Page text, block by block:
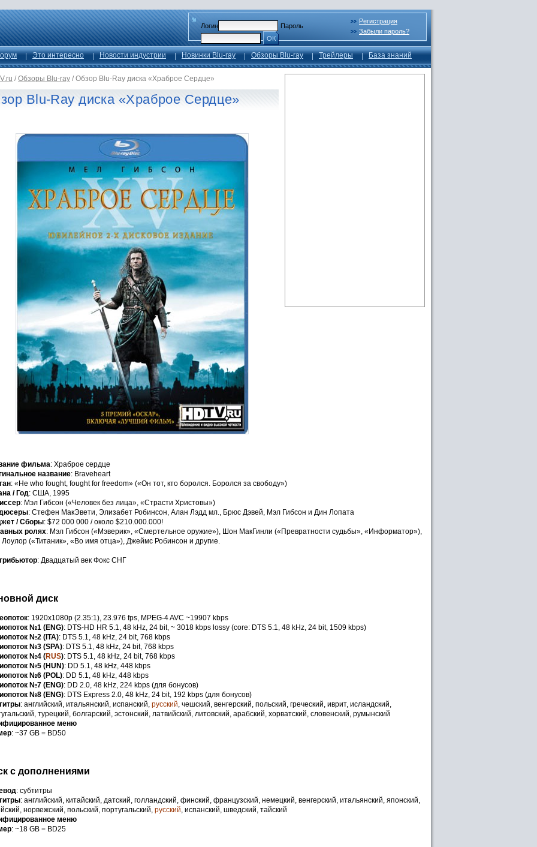
Логин
Пароль
ОК
Регистрация
Забыли пароль?
Это интересно Новости индустрии Новинки Blu-ray Обзоры Blu-ray Трейлеры База знаний
/ Обзоры Blu-ray / Обзор Blu-Ray диска «Храброе Сердце»
Blu-Ray диска «Храброе Сердце»
фильма: Храброе сердце
название: Braveheart
: «He who fought, fought for freedom» («Он тот, кто боролся. Боролся за свободу»)
/ Год: США, 1995
: Мэл Гибсон («Человек без лица», «Страсти Христовы»)
: Стефен МакЭвети, Элизабет Робинсон, Алан Лэдд мл., Брюс Дэвей, Мэл Гибсон и Дин Лопата
/ Сборы: $72 000 000 / около $210.000.000!
ролях: Мэл Гибсон («Мэверик», «Смертельное оружие»), Шон МакГинли («Превратности судьбы», «Информатор»),
(«Титаник», «Во имя отца»), Джеймс Робинсон и другие.
: Двадцатый век Фокс СНГ
диск
: 1920x1080p (2.35:1), 23.976 fps, MPEG-4 AVC ~19907 kbps
№1 (ENG): DTS-HD HR 5.1, 48 kHz, 24 bit, ~ 3018 kbps lossy (core: DTS 5.1, 48 kHz, 24 bit, 1509 kbps)
№2 (ITA): DTS 5.1, 48 kHz, 24 bit, 768 kbps
№3 (SPA): DTS 5.1, 48 kHz, 24 bit, 768 kbps
№4 (RUS): DTS 5.1, 48 kHz, 24 bit, 768 kbps
№5 (HUN): DD 5.1, 48 kHz, 448 kbps
№6 (POL): DD 5.1, 48 kHz, 448 kbps
№7 (ENG): DD 2.0, 48 kHz, 224 kbps (для бонусов)
№8 (ENG): DTS Express 2.0, 48 kHz, 24 bit, 192 kbps (для бонусов)
: английский, итальянский, испанский, русский, чешский, венгерский, польский, греческий, иврит, исландский,
турецкий, болгарский, эстонский, латвийский, литовский, арабский, хорватский, словенский, румынский
меню
: ~37 GB = BD50
с дополнениями
: субтитры
: английский, китайский, датский, голландский, финский, французский, немецкий, венгерский, итальянский, японский,
норвежский, польский, португальский, русский, испанский, шведский, тайский
меню
: ~18 GB = BD25